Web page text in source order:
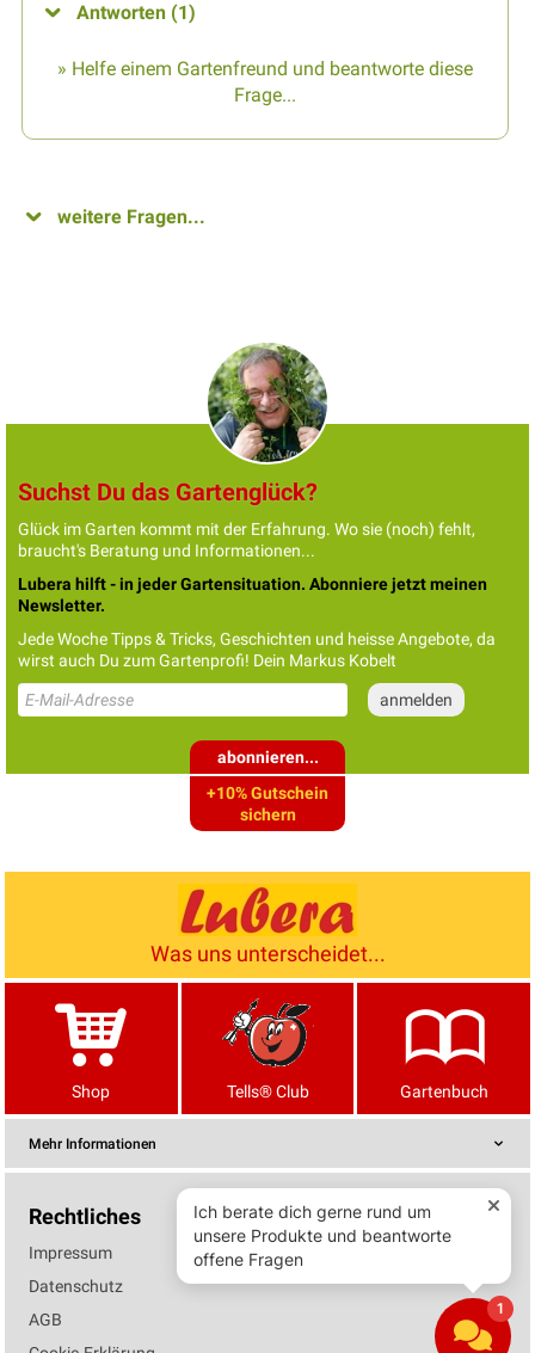
Antworten (1)
» Helfe einem Gartenfreund und beantworte diese
Frage...
weitere Fragen...
Suchst Du das Gartenglück?
Glück im Garten kommt mit der Erfahrung. Wo sie (noch) fehlt,
braucht's Beratung und Informationen...
Lubera hilft - in jeder Gartensituation. Abonniere jetzt meinen
Newsletter.
Jede Woche Tipps & Tricks, Geschichten und heisse Angebote, da
wirst auch Du zum Gartenprofi! Dein Markus Kobelt
abonnieren...
+10% Gutschein
sichern
Was uns unterscheidet...
Shop Tells® Club Gartenbuch
Mehr Informationen
Rechtliches
Impressum
Datenschutz
AGB